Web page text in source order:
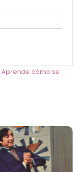
Aprende cómo se